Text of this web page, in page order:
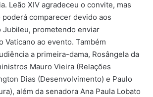
Leão XIV agradeceu o convite, mas
comparecer devido aos
Jubileu, prometendo enviar
Vaticano ao evento. Também
a primeira-dama, Rosângela da
Mauro Vieira (Relações
Dias (Desenvolvimento) e Paulo
além da senadora Ana Paula Lobato